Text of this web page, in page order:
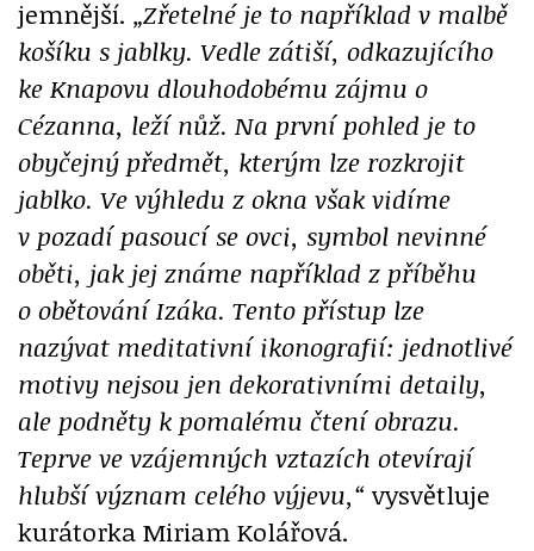
jemnější. „Zřetelné je to například v malbě
košíku s jablky. Vedle zátiší, odkazujícího
ke Knapovu dlouhodobému zájmu o
Cézanna, leží nůž. Na první pohled je to
obyčejný předmět, kterým lze rozkrojit
jablko. Ve výhledu z okna však vidíme
v pozadí pasoucí se ovci, symbol nevinné
oběti, jak jej známe například z příběhu
o obětování Izáka. Tento přístup lze
nazývat meditativní ikonografií: jednotlivé
motivy nejsou jen dekorativními detaily,
ale podněty k pomalému čtení obrazu.
Teprve ve vzájemných vztazích otevírají
hlubší význam celého výjevu,“ vysvětluje
kurátorka Miriam Kolářová.